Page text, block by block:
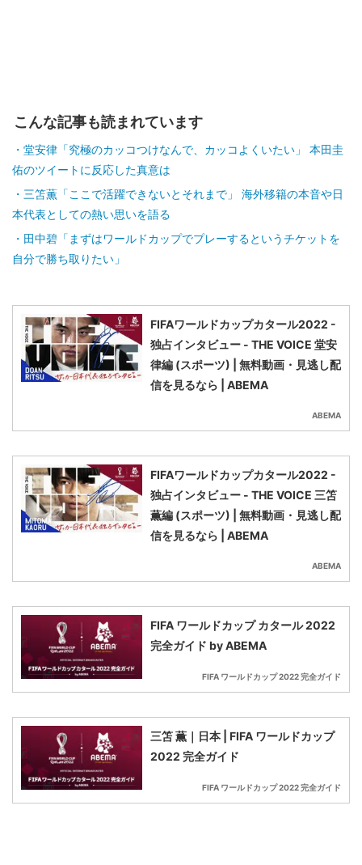
こんな記事も読まれています
堂安律「究極のカッコつけなんで、カッコよくいたい」 本田圭
佑のツイートに反応した真意は
三笘薫「ここで活躍できないとそれまで」 海外移籍の本音や日
本代表としての熱い思いを語る
田中碧「まずはワールドカップでプレーするというチケットを
自分で勝ち取りたい」
FIFAワールドカップカタール2022 -
独占インタビュー - THE VOICE 堂安
律編 (スポーツ) | 無料動画・見逃し配
信を見るなら | ABEMA
ABEMA
FIFAワールドカップカタール2022 -
独占インタビュー - THE VOICE 三笘
薫編 (スポーツ) | 無料動画・見逃し配
信を見るなら | ABEMA
ABEMA
FIFA ワールドカップ カタール 2022
完全ガイド by ABEMA
FIFA ワールドカップ 2022 完全ガイド
三笘 薫｜日本 | FIFA ワールドカップ
2022 完全ガイド
FIFA ワールドカップ 2022 完全ガイド